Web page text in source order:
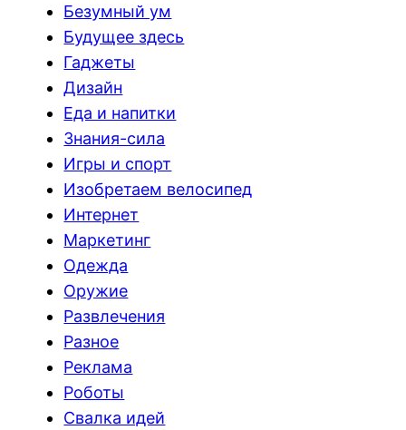
Безумный ум
Будущее здесь
Гаджеты
Дизайн
Еда и напитки
Знания-сила
Игры и спорт
Изобретаем велосипед
Интернет
Маркетинг
Одежда
Оружие
Развлечения
Разное
Реклама
Роботы
Свалка идей